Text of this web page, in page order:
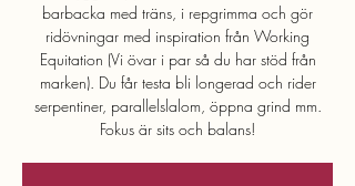
barbacka med träns, i repgrimma och gör
ridövningar med inspiration från Working
Equitation (Vi övar i par så du har stöd från
marken). Du får testa bli longerad och rider
serpentiner, parallelslalom, öppna grind mm.
Fokus är sits och balans!